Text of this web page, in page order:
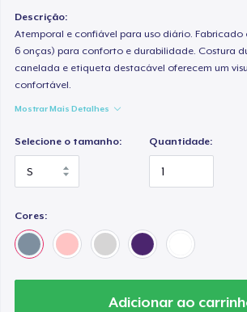
Descrição:
Atemporal e confiável para uso diário. Fabricado
6 onças) para conforto e durabilidade. Costura
canelada e etiqueta destacável oferecem um
confortável.
Mostrar Mais Detalhes
Selecione o tamanho: Quantidade:
Cores:
Adicionar ao